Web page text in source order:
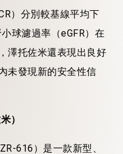
）分別較基線平均下
球濾過率（eGFR）在
澤托佐米還表現出良好
未發現新的安全性信
）
616）是一款新型、